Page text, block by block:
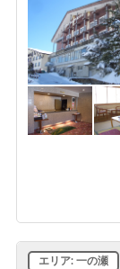
エリア: 一の瀬